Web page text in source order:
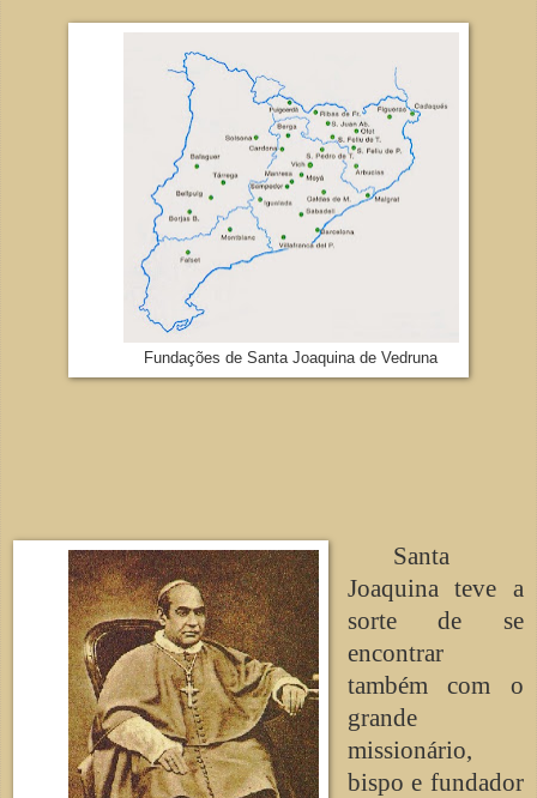
Fundações de Santa Joaquina de Vedruna
Santa
Joaquina teve a
sorte de se
encontrar
também com o
grande
missionário,
bispo e fundador